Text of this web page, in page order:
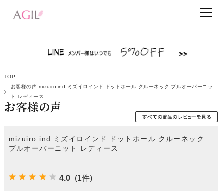
TOP
お客様の声:mizuiro ind ミズイロインド ドットホール クルーネック プルオーバーニッ
ト レディース
お客様の声
mizuiro ind ミズイロインド ドットホール クルーネック
プルオーバーニット レディース
4.0 (1件)